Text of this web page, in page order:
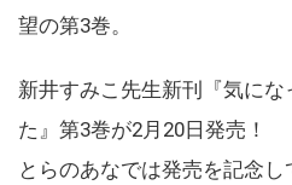
望の第3巻。
新井すみこ先生新刊『気に
た』第3巻が2月20日発売！
とらのあなでは発売を記念し